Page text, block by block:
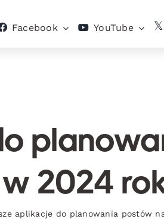
Facebook YouTube
2024
aplikacje do planowania postów